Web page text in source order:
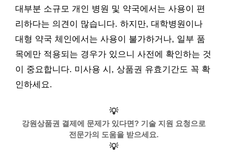
대부분 소규모 개인 병원 및 약국에서는 사용이 편
리하다는 의견이 많습니다. 하지만, 대학병원이나
대형 약국 체인에서는 사용이 불가하거나, 일부 품
목에만 적용되는 경우가 있으니 사전에 확인하는 것
이 중요합니다. 미사용 시, 상품권 유효기간도 꼭 확
인하세요.
💡
강원상품권 결제에 문제가 있다면? 기술 지원 요청으로
전문가의 도움을 받으세요.
💡